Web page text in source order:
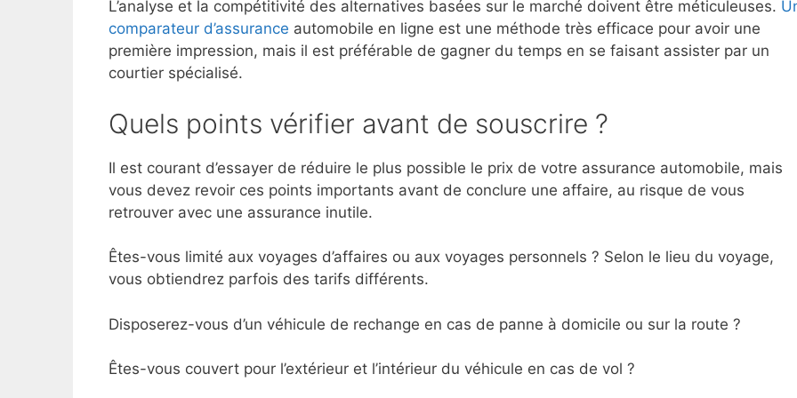
L’analyse et la compétitivité des alternatives basées sur le marché doivent être méticuleuses.
comparateur d’assurance automobile en ligne est une méthode très efficace pour avoir une
première impression, mais il est préférable de gagner du temps en se faisant assister par un
courtier spécialisé.
Quels points vérifier avant de souscrire ?
Il est courant d’essayer de réduire le plus possible le prix de votre assurance automobile, mais
vous devez revoir ces points importants avant de conclure une affaire, au risque de vous
retrouver avec une assurance inutile.
Êtes-vous limité aux voyages d’affaires ou aux voyages personnels ? Selon le lieu du voyage,
vous obtiendrez parfois des tarifs différents.
Disposerez-vous d’un véhicule de rechange en cas de panne à domicile ou sur la route ?
Êtes-vous couvert pour l’extérieur et l’intérieur du véhicule en cas de vol ?